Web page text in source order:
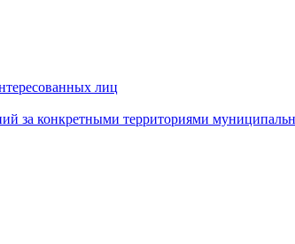
лиц
за конкретными территориями